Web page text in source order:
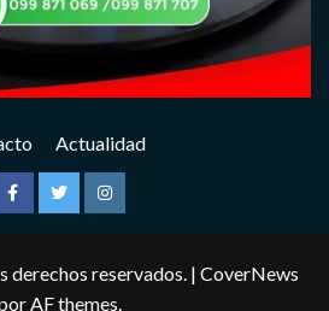
Actualidad
FacebookTwitterInstagram
reservados. | CoverNews
AF themes.